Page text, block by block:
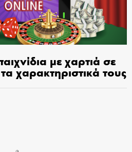
με χαρτιά σε
χαρακτηριστικά τους